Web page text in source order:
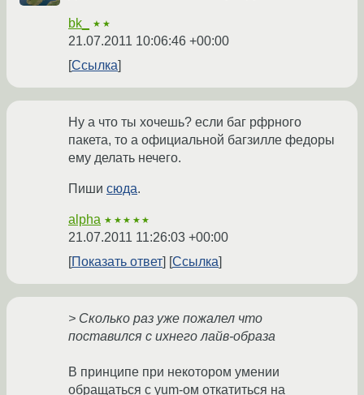
bk_ ★★
21.07.2011 10:06:46 +00:00
Ссылка
Ну а что ты хочешь? если баг рфрного
пакета, то а официальной багзилле федоры
ему делать нечего.
Пиши сюда.
alpha ★★★★★
21.07.2011 11:26:03 +00:00
Показать ответ
Ссылка
> Сколько раз уже пожалел что
поставился с ихнего лайв-образа
В принципе при некотором умении
обращаться с yum-ом откатиться на